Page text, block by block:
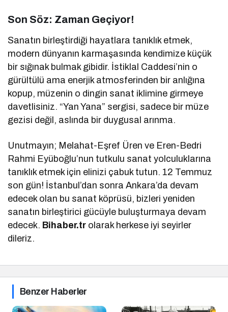
Son Söz: Zaman Geçiyor!
Sanatın birleştirdiği hayatlara tanıklık etmek,
modern dünyanın karmaşasında kendimize küçük
bir sığınak bulmak gibidir. İstiklal Caddesi’nin o
gürültülü ama enerjik atmosferinden bir anlığına
kopup, müzenin o dingin sanat iklimine girmeye
davetlisiniz. “Yan Yana” sergisi, sadece bir müze
gezisi değil, aslında bir duygusal arınma.
Unutmayın; Melahat-Eşref Üren ve Eren-Bedri
Rahmi Eyüboğlu’nun tutkulu sanat yolculuklarına
tanıklık etmek için elinizi çabuk tutun. 12 Temmuz
son gün! İstanbul’dan sonra Ankara’da devam
edecek olan bu sanat köprüsü, bizleri yeniden
sanatın birleştirici gücüyle buluşturmaya devam
edecek. Bihaber.tr olarak herkese iyi seyirler
dileriz.
Benzer Haberler